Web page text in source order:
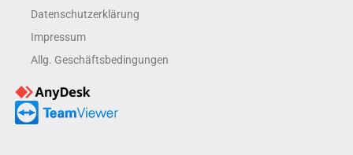
Datenschutzerklärung
Impressum
Allg. Geschäftsbedingungen